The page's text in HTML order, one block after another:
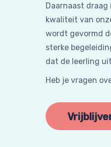
Daarnaast
kwaliteit van
wordt gevormd
sterke
dat de leerling
Heb je vragen